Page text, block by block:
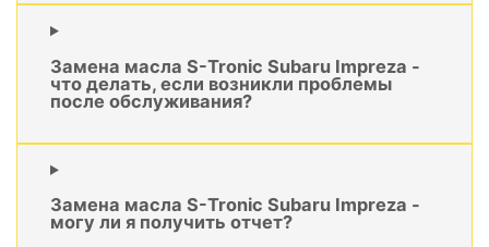
Замена масла S-Tronic Subaru Impreza -
что делать, если возникли проблемы
после обслуживания?
Замена масла S-Tronic Subaru Impreza -
могу ли я получить отчет?